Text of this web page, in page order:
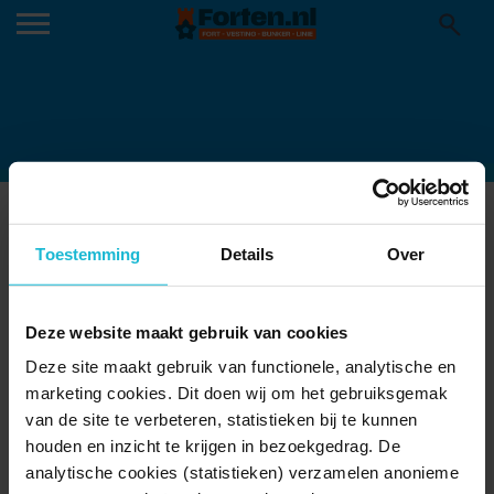
Toestemming Details Over
Deze website maakt gebruik van cookies
Deze site maakt gebruik van functionele, analytische en
marketing cookies. Dit doen wij om het gebruiksgemak
van de site te verbeteren, statistieken bij te kunnen
houden en inzicht te krijgen in bezoekgedrag. De
analytische cookies (statistieken) verzamelen anonieme